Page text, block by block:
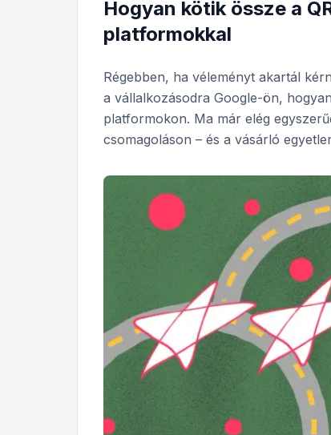
Hogyan kötik össze a
platformokkal
Régebben, ha véleményt akartál
a vállalkozásodra Google-ön,
platformokon. Ma már elég
csomagoláson – és a vásárló